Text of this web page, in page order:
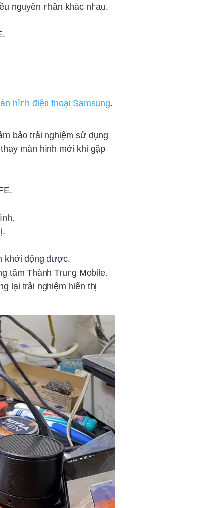
nguyên nhân khác nhau.
hình điện thoại Samsung.
bảo trải nghiệm sử dụng
màn hình mới khi gặp
khởi động được.
tâm Thành Trung Mobile.
lại trải nghiệm hiển thị